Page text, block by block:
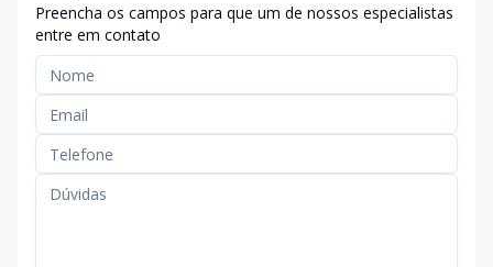
Preencha os campos para que um de nossos especialistas
entre em contato